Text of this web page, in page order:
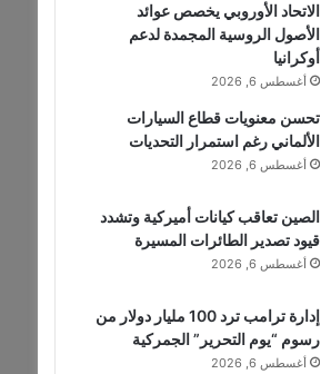
الاتحاد الأوروبي يخصص عوائد
الأصول الروسية المجمدة لدعم
أوكرانيا
أغسطس 6, 2026
تحسن معنويات قطاع السيارات
الألماني رغم استمرار التحديات
أغسطس 6, 2026
الصين تعاقب كيانات أميركية وتشدد
قيود تصدير الطائرات المسيرة
أغسطس 6, 2026
إدارة ترامب ترد 100 مليار دولار من
رسوم “يوم التحرير” الجمركية
أغسطس 6, 2026